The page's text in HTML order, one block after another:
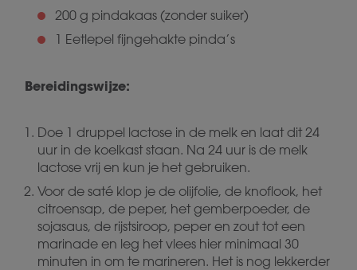
200 g pindakaas (zonder suiker)
1 Eetlepel fijngehakte pinda’s
Bereidingswijze:
Doe 1 druppel lactose in de melk en laat dit 24
uur in de koelkast staan. Na 24 uur is de melk
lactose vrij en kun je het gebruiken.
Voor de saté klop je de olijfolie, de knoflook, het
citroensap, de peper, het gemberpoeder, de
sojasaus, de rijstsiroop, peper en zout tot een
marinade en leg het vlees hier minimaal 30
minuten in om te marineren. Het is nog lekkerder